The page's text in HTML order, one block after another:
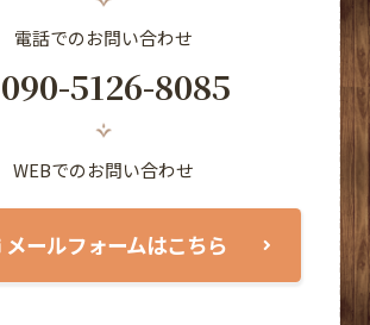
電話でのお問い合わせ
090-5126-8085
WEBでのお問い合わせ
メールフォームはこちら